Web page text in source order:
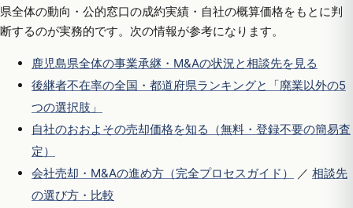
県全体の動向・公的窓口の成約実績・自社の概算価格をもとに判
断するのが実務的です。次の情報が参考になります。
鹿児島県全体の事業承継・M&Aの状況と相談先を見る
後継者不在率の全国・都道府県ランキングと「廃業以外の5
つの選択肢」
自社のおおよその売却価格を知る（無料・登録不要の簡易査
定）
会社売却・M&Aの進め方（完全プロセスガイド）
／ 相談先
の選び方・比較